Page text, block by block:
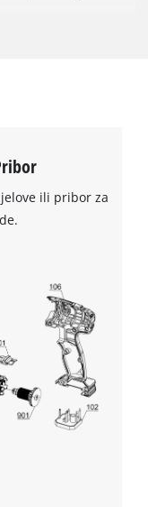
zamjenskih noževa
ili pribor za